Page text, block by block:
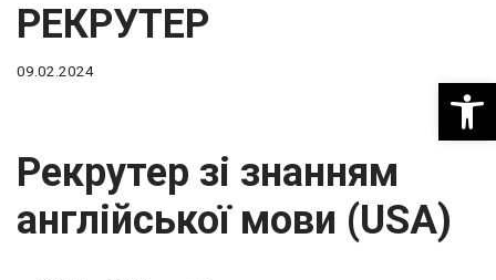
РЕКРУТЕР
09.02.2024
Рекрутер зі знанням
англійської мови (USA)